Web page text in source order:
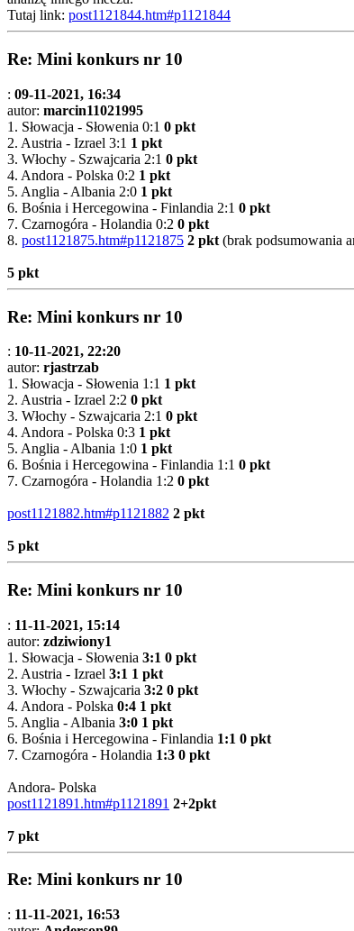
Tutaj link: post1121844.htm#p1121844
Re: Mini konkurs nr 10
: 09-11-2021, 16:34
autor: marcin11021995
1. Słowacja - Słowenia 0:1 0 pkt
2. Austria - Izrael 3:1 1 pkt
3. Włochy - Szwajcaria 2:1 0 pkt
4. Andora - Polska 0:2 1 pkt
5. Anglia - Albania 2:0 1 pkt
6. Bośnia i Hercegowina - Finlandia 2:1 0 pkt
7. Czarnogóra - Holandia 0:2 0 pkt
8. post1121875.htm#p1121875 2 pkt (brak podsumowania
5 pkt
Re: Mini konkurs nr 10
: 10-11-2021, 22:20
autor: rjastrzab
1. Słowacja - Słowenia 1:1 1 pkt
2. Austria - Izrael 2:2 0 pkt
3. Włochy - Szwajcaria 2:1 0 pkt
4. Andora - Polska 0:3 1 pkt
5. Anglia - Albania 1:0 1 pkt
6. Bośnia i Hercegowina - Finlandia 1:1 0 pkt
7. Czarnogóra - Holandia 1:2 0 pkt
post1121882.htm#p1121882 2 pkt
5 pkt
Re: Mini konkurs nr 10
: 11-11-2021, 15:14
autor: zdziwiony1
1. Słowacja - Słowenia 3:1 0 pkt
2. Austria - Izrael 3:1 1 pkt
3. Włochy - Szwajcaria 3:2 0 pkt
4. Andora - Polska 0:4 1 pkt
5. Anglia - Albania 3:0 1 pkt
6. Bośnia i Hercegowina - Finlandia 1:1 0 pkt
7. Czarnogóra - Holandia 1:3 0 pkt
Andora- Polska
post1121891.htm#p1121891 2+2pkt
7 pkt
Re: Mini konkurs nr 10
: 11-11-2021, 16:53